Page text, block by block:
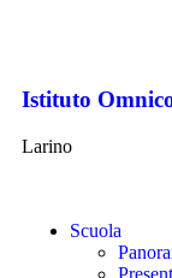
Istituto
Larino
Scuola